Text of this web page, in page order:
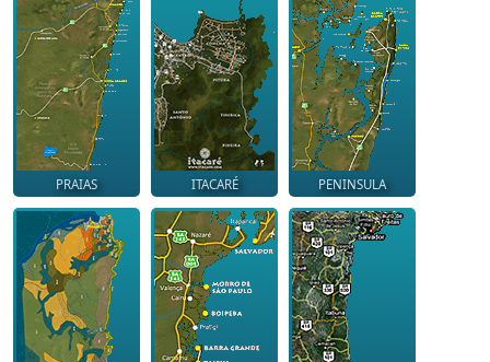
PRAIAS ITACARÉ PENINSULA